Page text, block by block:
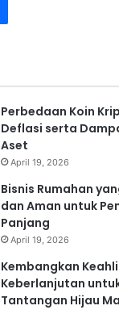
Perbedaan Koin
Deflasi serta
Aset
April 19, 2026
Bisnis Rumahan
dan Aman untuk
Panjang
April 19, 2026
Kembangkan
Keberlanjutan
Tantangan Hijau